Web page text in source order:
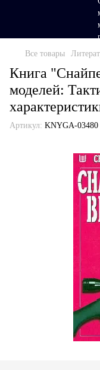
Все товары
Книга
моделей:
Артикул: KNYGA-03480